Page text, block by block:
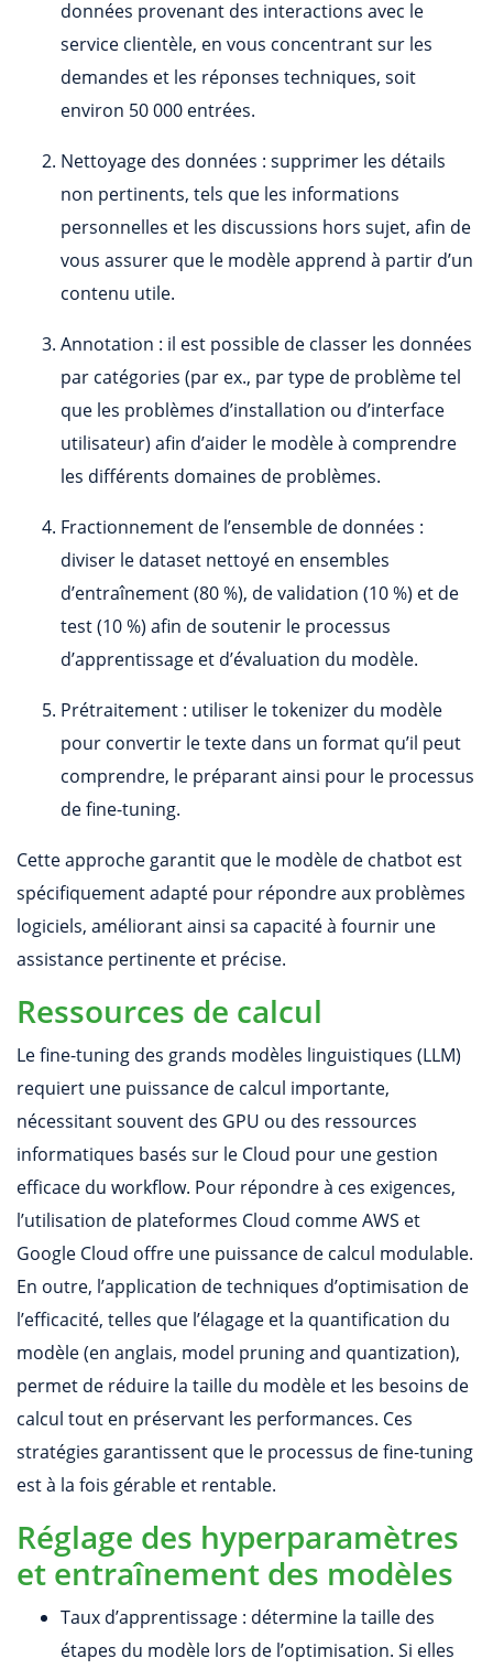
données provenant des interactions avec le
service clientèle, en vous concentrant sur les
demandes et les réponses techniques, soit
environ 50 000 entrées.
Nettoyage des données : supprimer les détails
non pertinents, tels que les informations
personnelles et les discussions hors sujet, afin de
vous assurer que le modèle apprend à partir d’un
contenu utile.
Annotation : il est possible de classer les données
par catégories (par ex., par type de problème tel
que les problèmes d’installation ou d’interface
utilisateur) afin d’aider le modèle à comprendre
les différents domaines de problèmes.
Fractionnement de l’ensemble de données :
diviser le dataset nettoyé en ensembles
d’entraînement (80 %), de validation (10 %) et de
test (10 %) afin de soutenir le processus
d’apprentissage et d’évaluation du modèle.
Prétraitement : utiliser le tokenizer du modèle
pour convertir le texte dans un format qu’il peut
comprendre, le préparant ainsi pour le processus
de fine-tuning.
Cette approche garantit que le modèle de chatbot est
spécifiquement adapté pour répondre aux problèmes
logiciels, améliorant ainsi sa capacité à fournir une
assistance pertinente et précise.
Ressources de calcul
Le fine-tuning des grands modèles linguistiques (LLM)
requiert une puissance de calcul importante,
nécessitant souvent des GPU ou des ressources
informatiques basés sur le Cloud pour une gestion
efficace du workflow. Pour répondre à ces exigences,
l’utilisation de plateformes Cloud comme AWS et
Google Cloud offre une puissance de calcul modulable.
En outre, l’application de techniques d’optimisation de
l’efficacité, telles que l’élagage et la quantification du
modèle (en anglais, model pruning and quantization),
permet de réduire la taille du modèle et les besoins de
calcul tout en préservant les performances. Ces
stratégies garantissent que le processus de fine-tuning
est à la fois gérable et rentable.
Réglage des hyperparamètres
et entraînement des modèles
Taux d’apprentissage : détermine la taille des
étapes du modèle lors de l’optimisation. Si elles